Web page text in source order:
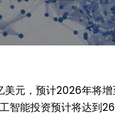
元，预计2026年将增
智能投资预计将达到